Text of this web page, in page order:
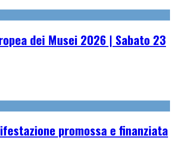
dei Musei 2026 | Sabato 23
promossa e finanziata